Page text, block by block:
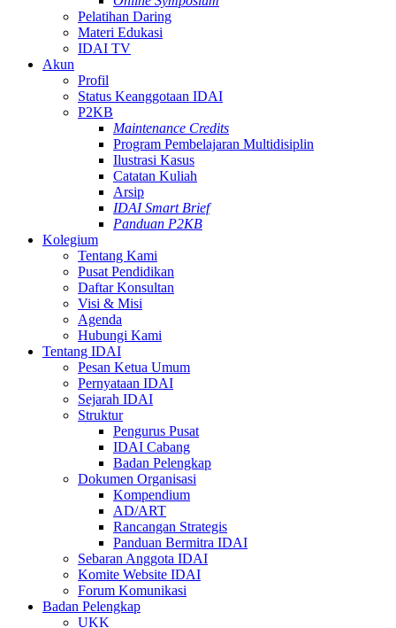
Pelatihan Daring
Materi Edukasi
IDAI TV
Akun
Profil
Status Keanggotaan IDAI
P2KB
Maintenance Credits
Program Pembelajaran Multidisiplin
Ilustrasi Kasus
Catatan Kuliah
Arsip
IDAI Smart Brief
Panduan P2KB
Kolegium
Tentang Kami
Pusat Pendidikan
Daftar Konsultan
Visi & Misi
Agenda
Hubungi Kami
Tentang IDAI
Pesan Ketua Umum
Pernyataan IDAI
Sejarah IDAI
Struktur
Pengurus Pusat
IDAI Cabang
Badan Pelengkap
Dokumen Organisasi
Kompendium
AD/ART
Rancangan Strategis
Panduan Bermitra IDAI
Sebaran Anggota IDAI
Komite Website IDAI
Forum Komunikasi
Badan Pelengkap
UKK